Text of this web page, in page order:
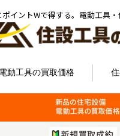
イントWで得する。電動工具
電動工具の買取価格